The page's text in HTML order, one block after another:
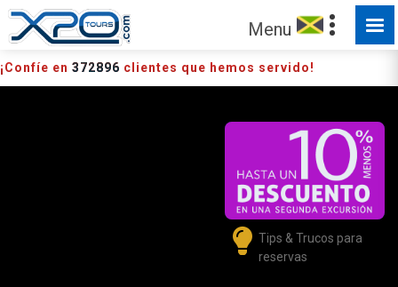
Menu
¡Confíe en 372896 clientes que hemos servido!
Tips & Trucos para
reservas